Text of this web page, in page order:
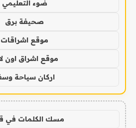
ضوء التعليمي
صحيفة برق
موقع اشراقات
موقع اشراق اون
اركان سياحة
مسك الكلمات في